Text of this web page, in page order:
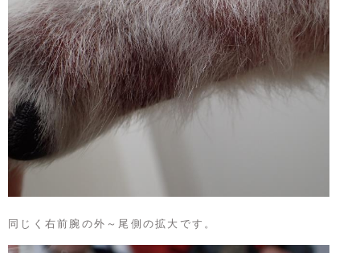
同じく右前腕の外～尾側の拡大です。